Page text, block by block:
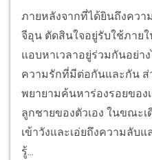
ภายหลังจากที่ได้ยินถึงควา
จีอุน ตัดสินใจอยู่รับใช้ภาย
แอบหาเวลาอยู่ร่วมกันอย่า
ความรักที่มีต่อกันและกัน ส่
พยายามค้นหาร่องรอยขอ
ลูกชายของตัวเอง ในขณะ
เข้าวังและเอ่ยถึงความลับ
รู้...